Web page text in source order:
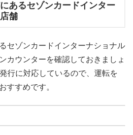
あるセゾンカードインター
舗
セゾンカードインターナショナル
カウンターを確認しておきましょ
行に対応しているので、運転を
すすめです。